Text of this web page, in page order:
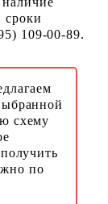
сроки
109-00-89.
схему
по